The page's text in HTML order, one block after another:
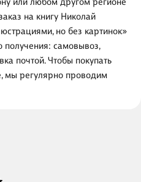
на книгу Николай
но без картинок»
получения: самовывоз,
почтой. Чтобы покупать
мы регулярно проводим